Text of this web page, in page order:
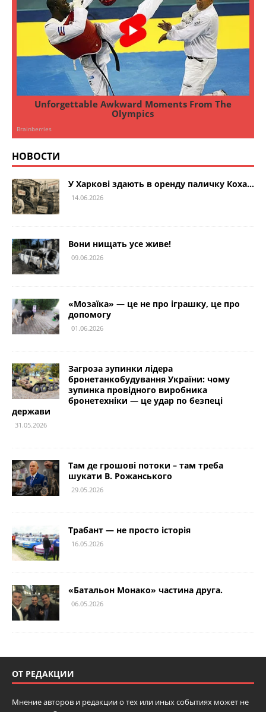
НОВОСТИ
У Харкові здають в оренду паличку Коха…
14.06.2026
Вони нищать усе живе!
09.06.2026
«Мозаїка» — це не про іграшку, це про
допомогу
01.06.2026
Загроза зупинки лідера
бронетанкобудування України: чому
зупинка провідного виробника
бронетехніки — це удар по безпеці
держави
31.05.2026
Там де грошові потоки – там треба
шукати В. Рожанського
29.05.2026
Трабант — не просто історія
16.05.2026
«Батальон Монако» частина друга.
06.05.2026
ОТ РЕДАКЦИИ
Мнение авторов и редакции о тех или иных событиях может не